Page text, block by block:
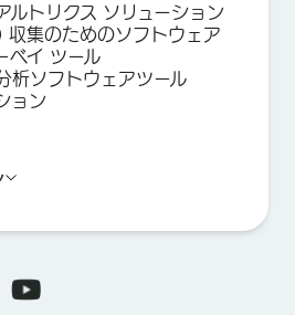
ルトリクス ソリューション
集のためのソフトウェア
ベイ ツール
析ソフトウェアツール
ョン